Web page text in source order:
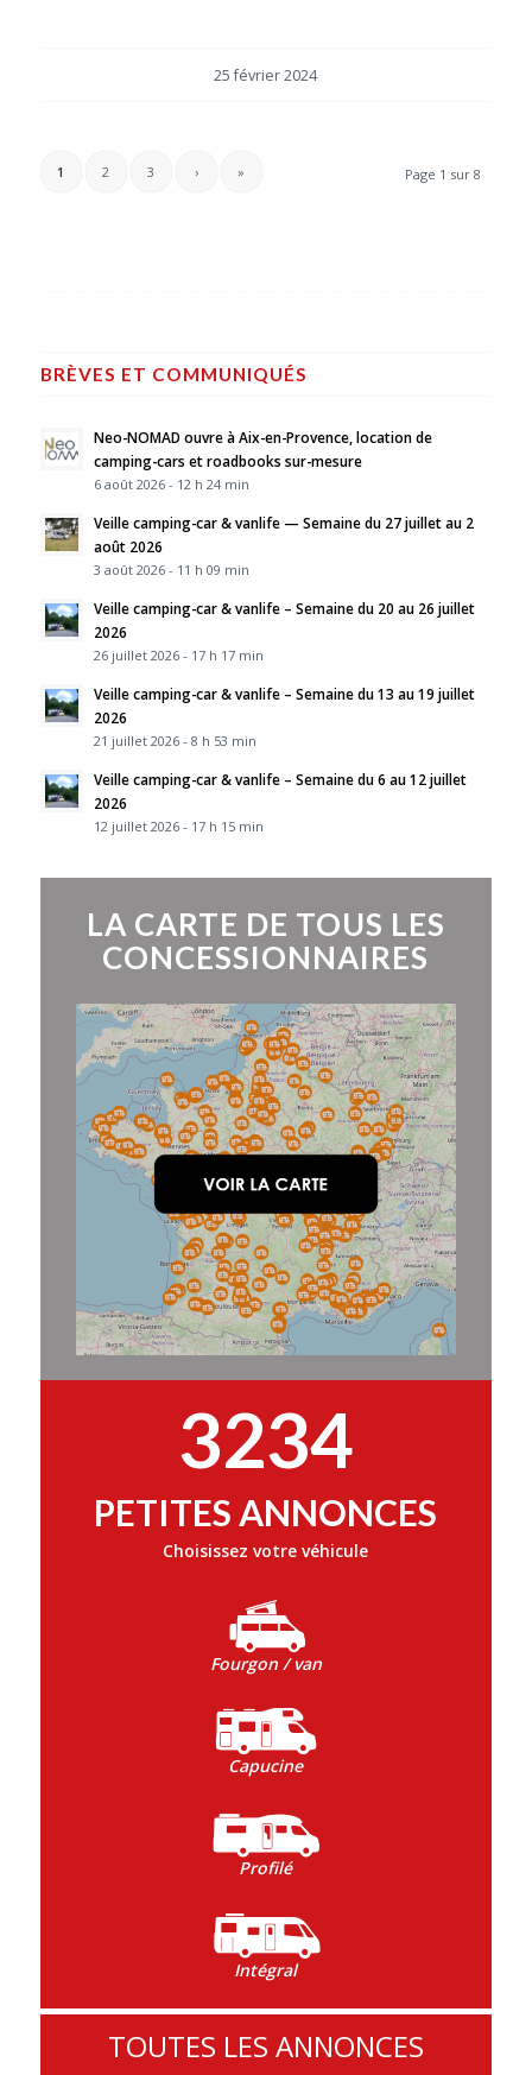
25 février 2024
Page 1 sur 8
1 2 3 › »
BRÈVES ET COMMUNIQUÉS
Neo-NOMAD ouvre à Aix-en-Provence, location de
camping-cars et roadbooks sur-mesure
6 août 2026 - 12 h 24 min
Veille camping-car & vanlife — Semaine du 27 juillet au 2
août 2026
3 août 2026 - 11 h 09 min
Veille camping-car & vanlife – Semaine du 20 au 26 juillet
2026
26 juillet 2026 - 17 h 17 min
Veille camping-car & vanlife – Semaine du 13 au 19 juillet
2026
21 juillet 2026 - 8 h 53 min
Veille camping-car & vanlife – Semaine du 6 au 12 juillet
2026
12 juillet 2026 - 17 h 15 min
LA CARTE DE TOUS LES
CONCESSIONNAIRES
3234
PETITES ANNONCES
Choisissez votre véhicule
Fourgon / van
Capucine
Profilé
Intégral
TOUTES LES ANNONCES